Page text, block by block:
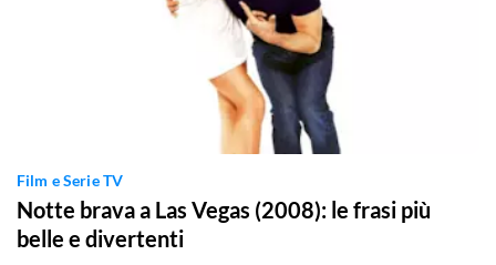
Film e Serie TV
Notte brava a Las Vegas (2008): le frasi più
belle e divertenti